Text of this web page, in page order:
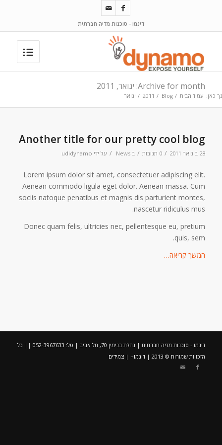
דינמו - סוכנות מדיה חברתית
Archive for month: ינואר, 2011
כאן: עמוד הבית /
Blog
/
2011
/ ינואר
Another title for our pretty cool blog
28 בינואר 2011 / 0 תגובות / ב News
/ על ידי udidynamo
Lorem ipsum dolor sit amet, consectetuer adipiscing elit.
Aenean commodo ligula eget dolor. Aenean massa. Cum
sociis natoque penatibus et magnis dis parturient montes,
nascetur ridiculus mus.
Donec quam felis, ultricies nec, pellentesque eu, pretium
quis, sem.
המשך קריאה…
דינמו - סוכנות מדיה חברתית | נחלת בנימין 70, תל אביב | טל: 052-3967633 || כל
הזכויות שמורות © 2013 |
דינמו+| צמידים